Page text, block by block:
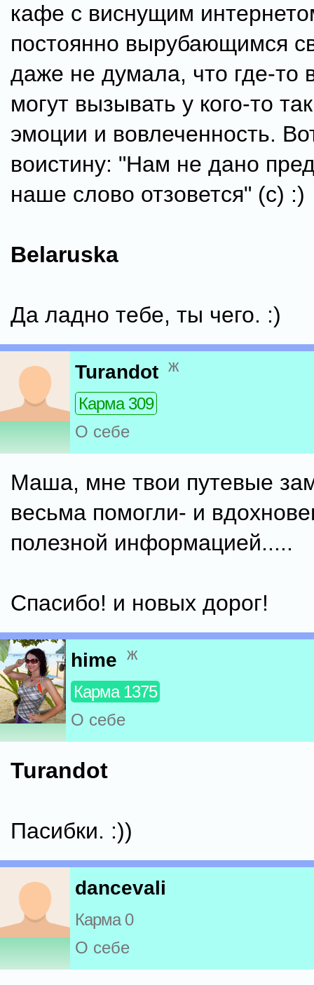
кафе с виснущим
постоянно вырубающимся
даже не думала, что где-то
могут вызывать у кого-то
эмоции и вовлеченность.
воистину: "Нам не дано
наше слово отзовется" (с) :)
Belaruska
Да ладно тебе, ты чего. :)
Turandot ж
Карма 309
О себе
Маша, мне твои путевые
весьма помогли- и
полезной информацией.....
Спасибо! и новых дорог!
hime ж
Карма 1375
О себе
Turandot
Пасибки. :))
dancevali
Карма 0
О себе